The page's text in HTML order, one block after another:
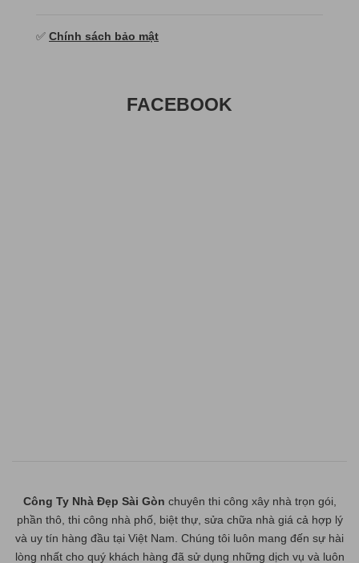
✅ Chính sách bảo mật
FACEBOOK
Công Ty Nhà Đẹp Sài Gòn chuyên thi công xây nhà trọn gói,
phần thô, thi công nhà phố, biệt thự, sửa chữa nhà giá cả hợp lý
và uy tín hàng đầu tại Việt Nam. Chúng tôi luôn mang đến sự hài
lòng nhất cho quý khách hàng đã sử dụng những dịch vụ và luôn